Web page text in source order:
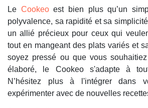
Le Cookeoest bien plus qu’un
polyvalence, sa rapidité et sa
un allié précieux pour ceux qui
tout en mangeant des plats variés et
soyez pressé ou que vous
élaboré, le Cookeo s'adapte à
N’hésitez plus à l'intégrer dans
expérimenter avec de nouvelles